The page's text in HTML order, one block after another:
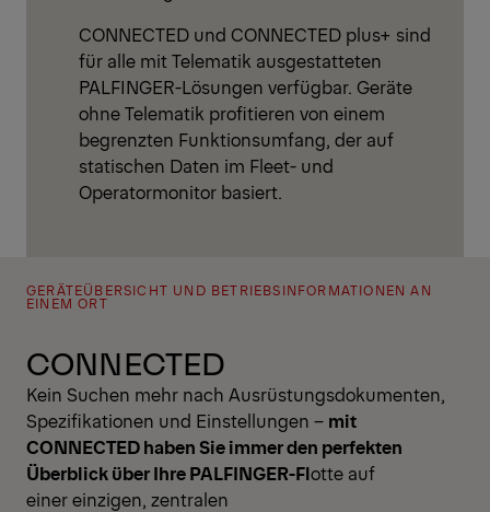
CONNECTED und CONNECTED plus+ sind
für alle mit Telematik ausgestatteten
PALFINGER-Lösungen verfügbar. Geräte
ohne Telematik profitieren von einem
begrenzten Funktionsumfang, der auf
statischen Daten im Fleet- und
Operatormonitor basiert.
GERÄTEÜBERSICHT UND BETRIEBSINFORMATIONEN AN
EINEM ORT
CONNECTED
Kein Suchen mehr nach Ausrüstungsdokumenten,
Spezifikationen und Einstellungen – mit
CONNECTED haben Sie immer den perfekten
Überblick über Ihre PALFINGER-Flotte auf
einer einzigen, zentralen